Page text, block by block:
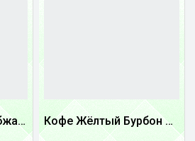
Крафтовый кофе обжареный Танзания Кофе Жёлтый Бурбон Бразилия